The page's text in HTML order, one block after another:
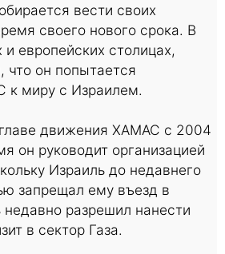
вести своих
своего нового срока. В
европейских столицах,
что он попытается
к миру с Израилем.
движения ХАМАС с 2004
он руководит организацией
Израиль до недавнего
запрещал ему въезд в
разрешил нанести
в сектор Газа.